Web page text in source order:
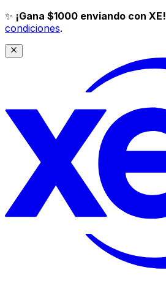
✨ ¡Gana $1000 enviando con XE!
condiciones.